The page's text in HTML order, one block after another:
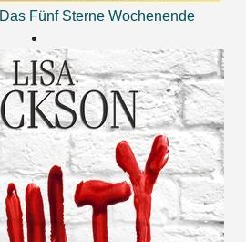
Das Fünf Sterne Wochenende